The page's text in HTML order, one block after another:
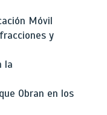
Móvil
y
la
Obran en los